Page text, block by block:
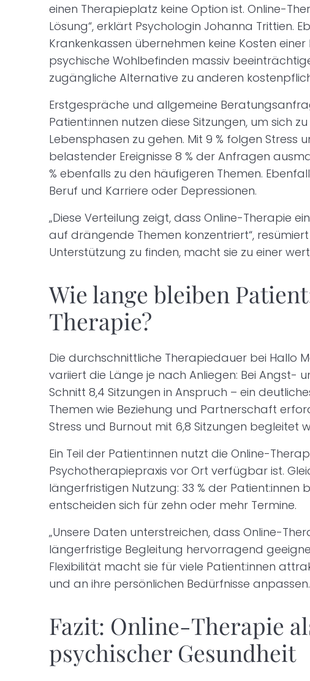
einen Therapieplatz keine Option ist. Online-
Lösung“, erklärt Psychologin Johanna Trittien.
Krankenkassen übernehmen keine Kosten
psychische Wohlbefinden massiv
zugängliche Alternative zu anderen
Erstgespräche und allgemeine
Patient:innen nutzen diese Sitzungen, um sich
Lebensphasen zu gehen. Mit 9 % folgen
belastender Ereignisse 8 % der Anfragen
% ebenfalls zu den häufigeren Themen.
Beruf und Karriere oder Depressionen.
„Diese Verteilung zeigt, dass Online-Therapie
auf drängende Themen konzentriert“,
Unterstützung zu finden, macht sie zu einer
Wie lange bleiben
Therapie?
Die durchschnittliche Therapiedauer bei Hallo
variiert die Länge je nach Anliegen: Bei Angst-
Schnitt 8,4 Sitzungen in Anspruch – ein
Themen wie Beziehung und Partnerschaft
Stress und Burnout mit 6,8 Sitzungen begleitet
Ein Teil der Patient:innen nutzt die Online-
Psychotherapiepraxis vor Ort verfügbar ist.
längerfristigen Nutzung: 33 % der Patient:innen
entscheiden sich für zehn oder mehr Termine.
„Unsere Daten unterstreichen, dass Online-
längerfristige Begleitung hervorragend
Flexibilität macht sie für viele Patient:innen
und an ihre persönlichen Bedürfnisse
Fazit: Online-Therapie
psychischer Gesundheit